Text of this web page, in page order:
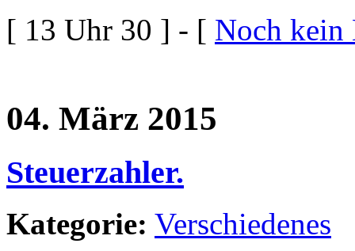
[ 13 Uhr 30 ] - [ Noch kein
04. März 2015
Steuerzahler.
Kategorie: Verschiedenes